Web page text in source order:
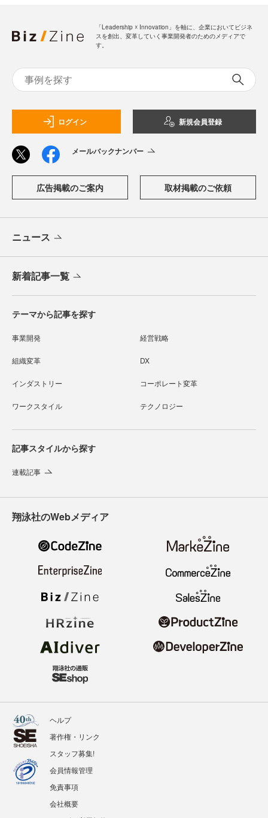
「Leadership ☓ Innovation」を軸に、企業においてビジネ
スを創出、変革していく事業開発者のためのメディアで
す。
ログイン 新規会員登録
メールバックナンバー
広告掲載のご案内 取材掲載のご依頼
ニュース
新着記事一覧
テーマから記事を探す
事業開発 経営戦略
組織変革 DX
インダストリー コーポレート変革
ワークスタイル テクノロジー
記事スタイルから探す
連載記事
翔泳社のWebメディア
ヘルプ
著作権・リンク
スタッフ募集!
会員情報管理
免責事項
会社概要